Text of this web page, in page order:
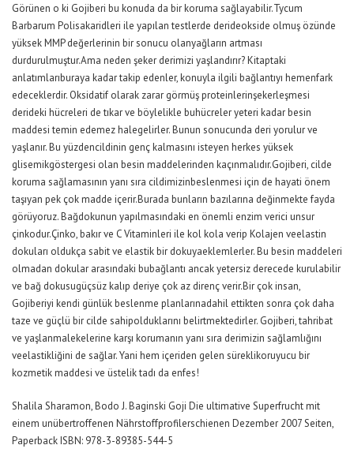
Görünen o ki Gojiberi bu konuda da bir koruma sağlayabilir.Tycum
Barbarum Polisakaridleri ile yapılan testlerde derideokside olmuş özünde
yüksek MMP değerlerinin bir sonucu olanyağların artması
durdurulmuştur.Ama neden şeker derimizi yaşlandırır? Kitaptaki
anlatımlarıburaya kadar takip edenler, konuyla ilgili bağlantıyı hemenfark
edeceklerdir. Oksidatif olarak zarar görmüş proteinlerinşekerleşmesi
derideki hücreleri de tıkar ve böylelikle buhücreler yeteri kadar besin
maddesi temin edemez halegelirler. Bunun sonucunda deri yorulur ve
yaşlanır. Bu yüzdencildinin genç kalmasını isteyen herkes yüksek
glisemikgöstergesi olan besin maddelerinden kaçınmalıdır.Gojiberi, cilde
koruma sağlamasının yanı sıra cildimizinbeslenmesi için de hayati önem
taşıyan pek çok madde içerir.Burada bunların bazılarına değinmekte fayda
görüyoruz. Bağdokunun yapılmasındaki en önemli enzim verici unsur
çinkodur.Çinko, bakır ve C Vitaminleri ile kol kola verip Kolajen veelastin
dokuları oldukça sabit ve elastik bir dokuyaeklemlerler. Bu besin maddeleri
olmadan dokular arasındaki bubağlantı ancak yetersiz derecede kurulabilir
ve bağ dokusugüçsüz kalıp deriye çok az direnç verir.Bir çok insan,
Gojiberiyi kendi günlük beslenme planlarınadahil ettikten sonra çok daha
taze ve güçlü bir cilde sahipolduklarını belirtmektedirler. Gojiberi, tahribat
ve yaşlanmalekelerine karşı korumanın yanı sıra derimizin sağlamlığını
veelastikliğini de sağlar. Yani hem içeriden gelen süreklikoruyucu bir
kozmetik maddesi ve üstelik tadı da enfes!
Shalila Sharamon, Bodo J. Baginski Goji Die ultimative Superfrucht mit
einem unübertroffenen Nährstoffprofilerschienen Dezember 2007 Seiten,
Paperback ISBN: 978-3-89385-544-5